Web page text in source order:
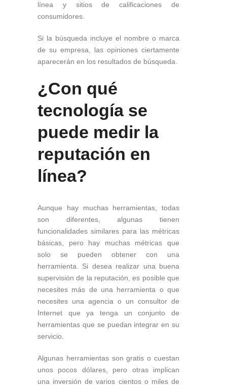
línea y sitios de calificaciones de
consumidores.
Si la búsqueda incluye el nombre o marca
de su empresa, las opiniones ciertamente
aparecerán en los resultados de búsqueda.
¿Con qué
tecnología se
puede medir la
reputación en
línea?
Aunque hay muchas herramientas, todas
son diferentes, algunas tienen
funcionalidades similares para las métricas
básicas, pero hay muchas métricas que
solo se pueden obtener con una
herramienta. Si desea realizar una buena
supervisión de la reputación, es posible que
necesites más de una herramienta o que
necesites una agencia o un consultor de
Internet que ya tenga un conjunto de
herramientas que se puedan integrar en su
servicio.
Algunas herramientas son gratis o cuestan
unos pocos dólares, pero otras implican
una inversión de varios cientos o miles de